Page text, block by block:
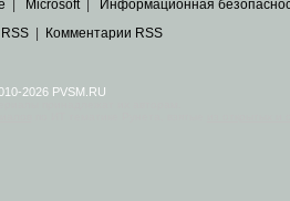
Microsoft| Информационная
| Комментарии RSS
2026 PVSM.RU